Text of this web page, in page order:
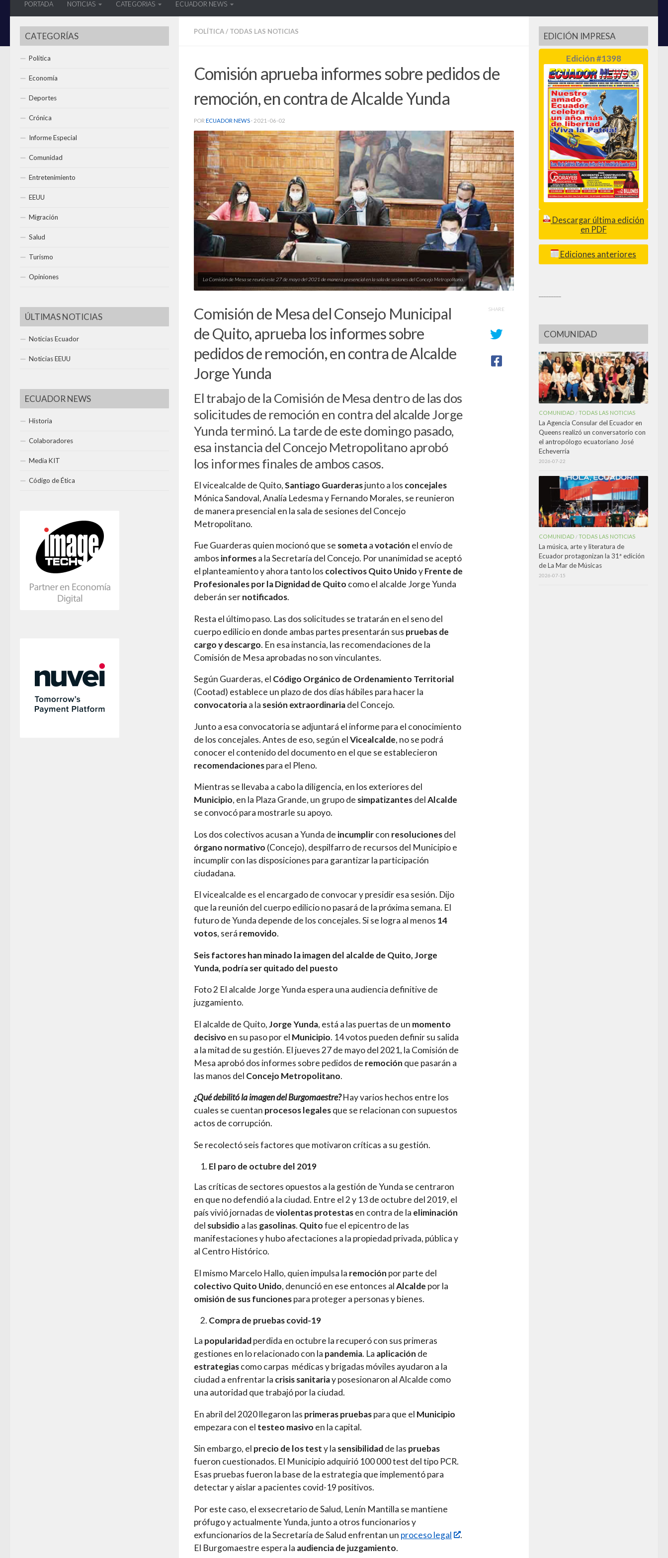
PORTADA NOTICIAS CATEGORIAS ECUADOR NEWS
POLÍTICA/ TODAS LAS NOTICIAS
Comisión aprueba informes sobre pedidos de
remoción, en contra de Alcalde Yunda
POR ECUADOR NEWS · 2021-06-02
La Comisión de Mesa se reunió este 27 de mayo del 2021 de manera presencial en la sala de sesiones del Concejo Metropolitano.
Comisión de Mesa del Consejo Municipal
de Quito, aprueba los informes sobre
pedidos de remoción, en contra de Alcalde
Jorge Yunda
El trabajo de la Comisión de Mesa dentro de las dos
solicitudes de remoción en contra del alcalde Jorge
Yunda terminó. La tarde de este domingo pasado,
esa instancia del Concejo Metropolitano aprobó
los informes finales de ambos casos.
El vicealcalde de Quito,Santiago Guarderasjunto a los concejales
Mónica Sandoval, Analía Ledesma y Fernando Morales, se reunieron
de manera presencial en la sala de sesiones del Concejo
Metropolitano.
Fue Guarderas quien mocionó que se sometaavotación el envío de
ambos informesa la Secretaría del Concejo. Por unanimidad se aceptó
el planteamiento y ahora tanto los colectivos Quito UnidoyFrente de
Profesionales por la Dignidad de Quito como el alcalde Jorge Yunda
deberán sernotificados.
Resta el último paso. Las dos solicitudes se tratarán en el seno del
cuerpo edilicio en donde ambas partes presentarán sus pruebas de
cargo y descargo. En esa instancia, las recomendaciones de la
Comisión de Mesa aprobadas no son vinculantes.
Según Guarderas, el Código Orgánico de Ordenamiento Territorial
(Cootad) establece un plazo de dos días hábiles para hacer la
convocatoriaa la sesión extraordinariadel Concejo.
Junto a esa convocatoria se adjuntará el informe para el conocimiento
de los concejales. Antes de eso, según elVicealcalde, no se podrá
conocer el contenido del documento en el que se establecieron
recomendacionespara el Pleno.
Mientras se llevaba a cabo la diligencia, en los exteriores del
Municipio, en la Plaza Grande, un grupo de simpatizantesdelAlcalde
se convocó para mostrarle su apoyo.
Los dos colectivos acusan a Yunda de incumplircon resolucionesdel
órgano normativo (Concejo), despilfarro de recursos del Municipio e
incumplir con las disposiciones para garantizar la participación
ciudadana.
El vicealcalde es el encargado de convocar y presidir esa sesión. Dijo
que la reunión del cuerpo edilicio no pasará de la próxima semana. El
futuro de Yunda depende de los concejales. Si se logra al menos 14
votos, será removido.
Seis factores han minado la imagen del alcalde de Quito, Jorge
Yunda, podría ser quitado del puesto
Foto 2 El alcalde Jorge Yunda espera una audiencia definitive de
juzgamiento.
El alcalde de Quito,Jorge Yunda, está a las puertas de un momento
decisivo en su paso por el Municipio. 14 votos pueden definir su salida
a la mitad de su gestión. El jueves 27 de mayo del 2021, la Comisión de
Mesa aprobó dos informes sobre pedidos de remoción que pasarán a
las manos del Concejo Metropolitano.
¿Qué debilitó la imagen del Burgomaestre?Hay varios hechos entre los
cuales se cuentan procesos legalesque se relacionan con supuestos
actos de corrupción.
Se recolectó seis factores que motivaron críticas a su gestión.
El paro de octubre del 2019
Las críticas de sectores opuestos a la gestión de Yunda se centraron
en que no defendió a la ciudad. Entre el 2 y 13 de octubre del 2019, el
país vivió jornadas deviolentas protestasen contra de la eliminación
del subsidio a las gasolinas. Quitofue el epicentro de las
manifestaciones y hubo afectaciones a la propiedad privada, pública y
al Centro Histórico.
El mismo Marcelo Hallo, quien impulsa la remoción por parte del
colectivo Quito Unido, denunció en ese entonces alAlcalde por la
omisión de sus funcionespara proteger a personas y bienes.
Compra de pruebas covid-19
La popularidadperdida en octubre la recuperó con sus primeras
gestiones en lo relacionado con la pandemia. La aplicación de
estrategiascomo carpas médicas y brigadas móviles ayudaron a la
ciudad a enfrentar la crisis sanitariay posesionaron al Alcalde como
una autoridad que trabajó por la ciudad.
En abril del 2020 llegaron las primeras pruebaspara que el Municipio
empezara con el testeo masivo en la capital.
Sin embargo, el precio de los testy la sensibilidadde las pruebas
fueron cuestionados. El Municipio adquirió 100 000 test del tipo PCR.
Esas pruebas fueron la base de la estrategia que implementó para
detectar y aislar a pacientes covid-19 positivos.
Por este caso, el exsecretario de Salud, Lenín Mantilla se mantiene
prófugo y actualmente Yunda, junto a otros funcionarios y
exfuncionarios de la Secretaría de Salud enfrentan un proceso legal
.
El Burgomaestre espera la audiencia de juzgamiento.
SHARE
CATEGORÍAS
Política
Economía
Deportes
Crónica
Informe Especial
Comunidad
Entretenimiento
EEUU
Migración
Salud
Turismo
Opiniones
ÚLTIMAS NOTICIAS
Noticias Ecuador
Noticias EEUU
ECUADOR NEWS
Historia
Colaboradores
Media KIT
Código de Ética
EDICIÓN IMPRESA
Edición #1398
Descargar última edición
en PDF
Ediciones anteriores
COMUNIDAD
COMUNIDAD /TODAS LAS NOTICIAS
La Agencia Consular del Ecuador en
Queens realizó un conversatorio con
el antropólogo ecuatoriano José
Echeverría
2026-07-22
COMUNIDAD /TODAS LAS NOTICIAS
La música, arte y literatura de
Ecuador protagonizan la 31ª edición
de La Mar de Músicas
2026-07-15